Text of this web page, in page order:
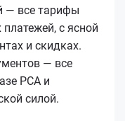
— все тарифы
с ясной
и скидках.
— все
РСА и
силой.